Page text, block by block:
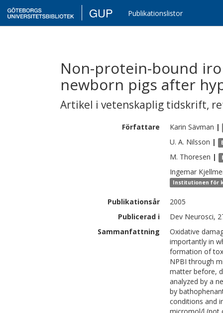
GUP Publikationslistor
Non-protein-bound
newborn pigs after
Artikel i vetenskaplig tidskrift,
Författare Karin Sävman |
U. A. Nilsson |
M. Thoresen |
Ingemar
Institutionen för
Publikationsår
2005
Publicerad i
Dev Neurosci,
Sammanfattning
Oxidative
importantly in
formation of
NPBI through
matter before,
analyzed by a
by
conditions and